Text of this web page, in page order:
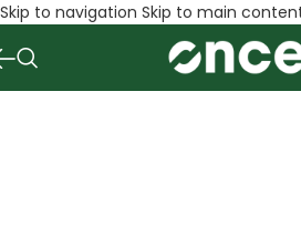
Skip to navigation Skip to main